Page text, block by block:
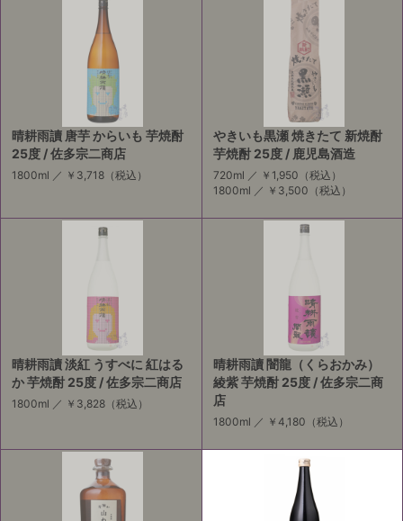
晴耕雨讀 唐芋 からいも 芋焼酎
25度 / 佐多宗二商店
1800ml ／ ￥3,718 （税込）
やきいも黒瀬 焼きたて 新焼酎
芋焼酎 25度 / 鹿児島酒造
720ml ／ ￥1,950 （税込）
1800ml ／ ￥3,500 （税込）
晴耕雨讀 淡紅 うすべに 紅はる
か 芋焼酎 25度 / 佐多宗二商店
1800ml ／ ￥3,828 （税込）
晴耕雨讀 闇龍（くらおかみ）
綾紫 芋焼酎 25度 / 佐多宗二商
店
1800ml ／ ￥4,180 （税込）